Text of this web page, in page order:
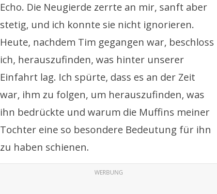
Echo. Die Neugierde zerrte an mir, sanft aber
stetig, und ich konnte sie nicht ignorieren.
Heute, nachdem Tim gegangen war, beschloss
ich, herauszufinden, was hinter unserer
Einfahrt lag. Ich spürte, dass es an der Zeit
war, ihm zu folgen, um herauszufinden, was
ihn bedrückte und warum die Muffins meiner
Tochter eine so besondere Bedeutung für ihn
zu haben schienen.
WERBUNG